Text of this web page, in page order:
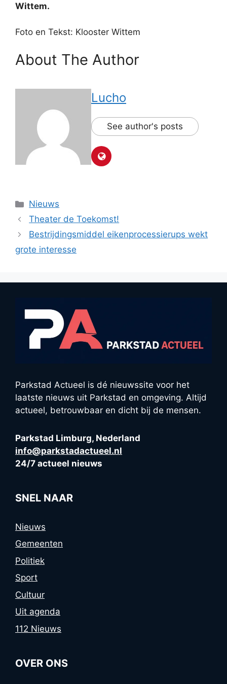
Wittem.
Foto en Tekst: Klooster Wittem
About The Author
Lucho
See author's posts
Categorieën
Nieuws
Theater de Toekomst!
Bestrijdingsmiddel eikenprocessierups wekt
grote interesse
Parkstad Actueel is dé nieuwssite voor het
laatste nieuws uit Parkstad en omgeving. Altijd
actueel, betrouwbaar en dicht bij de mensen.
Parkstad Limburg, Nederland
info@parkstadactueel.nl
24/7 actueel nieuws
SNEL NAAR
Nieuws
Gemeenten
Politiek
Sport
Cultuur
Uit agenda
112 Nieuws
OVER ONS